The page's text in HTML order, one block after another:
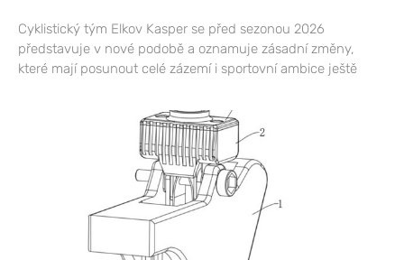
Cyklistický tým Elkov Kasper se před sezonou 2026
představuje v nové podobě a oznamuje zásadní změny,
které mají posunout celé zázemí i sportovní ambice ještě